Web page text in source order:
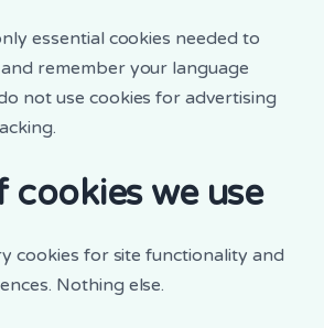
essential cookies needed to
remember your language
not use cookies for advertising
cookies we use
cookies for site functionality and
Nothing else.